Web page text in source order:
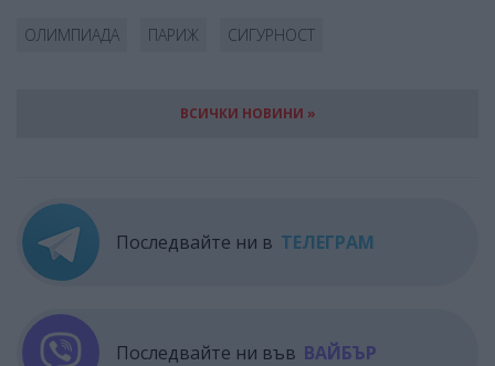
ОЛИМПИАДА ПАРИЖ СИГУРНОСТ
ВСИЧКИ НОВИНИ »
Последвайте ни в ТЕЛЕГРАМ
Последвайте ни във ВАЙБЪР